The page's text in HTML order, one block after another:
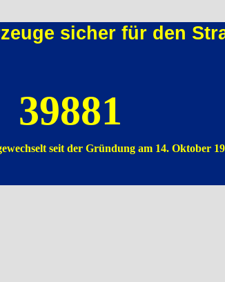
sicher für den
39881
seit der Gründung am 14. Oktober